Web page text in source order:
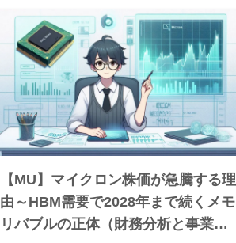
【MU】マイクロン株価が急騰する理
由～HBM需要で2028年まで続くメモ
リバブルの正体（財務分析と事業の